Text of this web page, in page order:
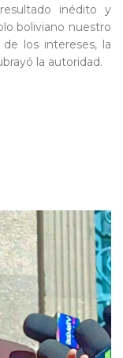
inédito y
boliviano nuestro
los intereses, la
la autoridad.